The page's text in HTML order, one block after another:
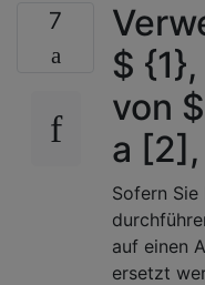
7
$
von
a [2],
Sofern
auf einen
ersetzt